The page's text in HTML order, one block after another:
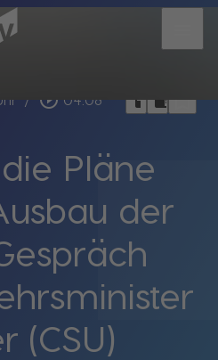
/ play_circle_outline 04:08 headphoneschrome_reader_modebookmark_border
Pläne
der
(CSU)